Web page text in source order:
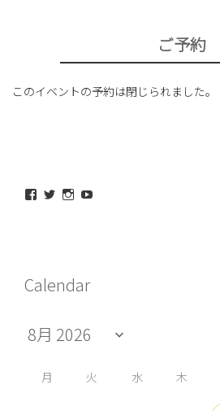
ご予約
このイベントの予約は閉じられました。
maeda_kazuaki@me.com
ィ
ー
を
Facebook
示
maedakazuaki
さ
ィ
ー
を
Twitter
maede_kazuaki
ィ
ー
を
Instagram
YouTube
示
Calendar
月 火 水 木